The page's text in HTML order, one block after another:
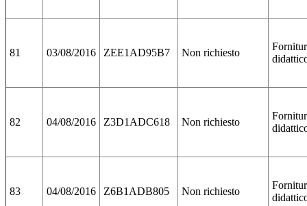
81 03/08/2016 ZEE1AD95B7 Non richiesto
82 04/08/2016 Z3D1ADC618 Non richiesto
83 04/08/2016 Z6B1ADB805 Non richiesto